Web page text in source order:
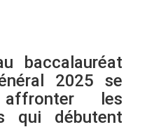
baccalauréat
2025 se
les
qui débutent